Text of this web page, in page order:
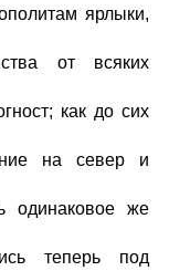
ярлыки,
от всяких
как до сих
на север и
одинаковое же
теперь под